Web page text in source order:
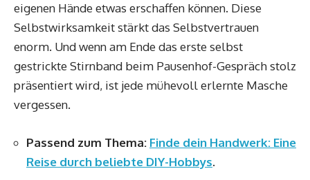
eigenen Hände etwas erschaffen können. Diese
Selbstwirksamkeit stärkt das Selbstvertrauen
enorm. Und wenn am Ende das erste selbst
gestrickte Stirnband beim Pausenhof-Gespräch stolz
präsentiert wird, ist jede mühevoll erlernte Masche
vergessen.
Passend zum Thema: Finde dein Handwerk: Eine
Reise durch beliebte DIY-Hobbys.